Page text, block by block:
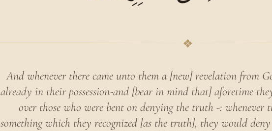
❖
And whenever there came unto them a [new] revelation from
already in their possession-and [bear in mind that] aforetime
over those who were bent on denying the truth -: whenever
something which they recognized [as the truth], they would